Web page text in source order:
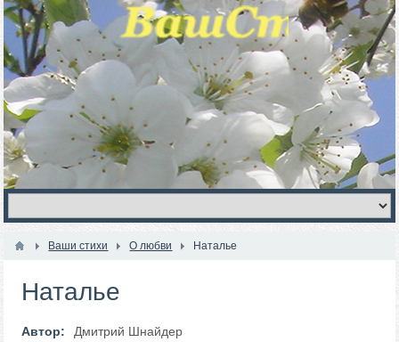
Ваши стихи О любви Наталье
Наталье
Автор:
Дмитрий Шнайдер